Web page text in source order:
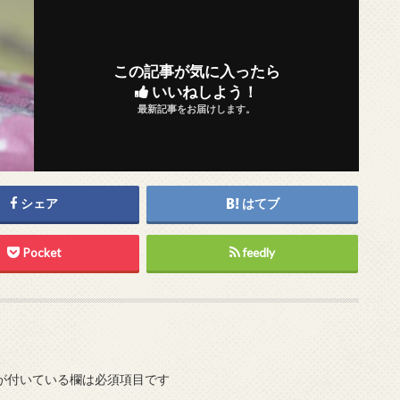
この記事が気に入ったら
いいねしよう！
最新記事をお届けします。
シェア はてブ
Pocket feedly
付いている欄は必須項目です